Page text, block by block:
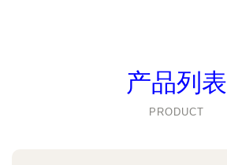
产品列表
PRODUCT